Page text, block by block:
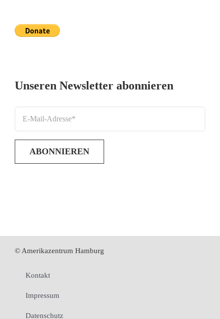
Unseren Newsletter abonnieren
© Amerikazentrum Hamburg
Kontakt
Impressum
Datenschutz